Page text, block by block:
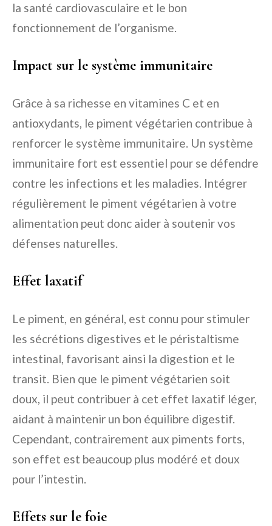
la santé cardiovasculaire et le bon
fonctionnement de l’organisme.
Impact sur le système immunitaire
Grâce à sa richesse en vitamines C et en
antioxydants, le piment végétarien contribue à
renforcer le système immunitaire. Un système
immunitaire fort est essentiel pour se défendre
contre les infections et les maladies. Intégrer
régulièrement le piment végétarien à votre
alimentation peut donc aider à soutenir vos
défenses naturelles.
Effet laxatif
Le piment, en général, est connu pour stimuler
les sécrétions digestives et le péristaltisme
intestinal, favorisant ainsi la digestion et le
transit. Bien que le piment végétarien soit
doux, il peut contribuer à cet effet laxatif léger,
aidant à maintenir un bon équilibre digestif.
Cependant, contrairement aux piments forts,
son effet est beaucoup plus modéré et doux
pour l’intestin.
Effets sur le foie